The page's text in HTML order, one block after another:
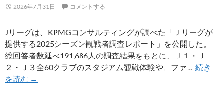
テ
「OneQR」
を
新
導
2026年7月31日 コメントする
Jリーグは、KPMGコンサルティングが調べた「Ｊリーグが
提供する2025シーズン観戦者調査レポート」を公開した。
総回答者数延べ191,686人の調査結果をもとに、Ｊ１・Ｊ
２・Ｊ３全60クラブのスタジアム観戦体験や、ファ … 続き
を読む 【報
→